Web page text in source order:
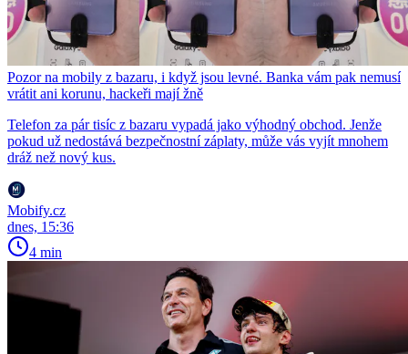
Pozor na mobily z bazaru, i když jsou levné. Banka vám pak nemusí
vrátit ani korunu, hackeři mají žně
Telefon za pár tisíc z bazaru vypadá jako výhodný obchod. Jenže
pokud už nedostává bezpečnostní záplaty, může vás vyjít mnohem
dráž než nový kus.
Mobify.cz
dnes, 15:36
4 min